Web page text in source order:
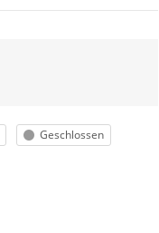
Status
Geschlossen